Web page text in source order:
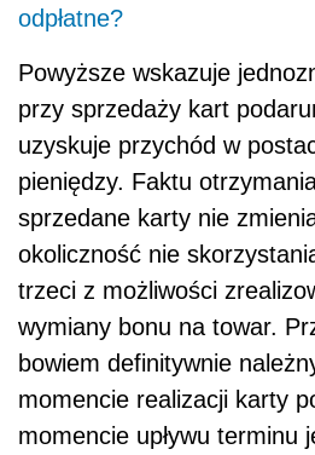
odpłatne?
Powyższe wskazuje
przy sprzedaży kart
uzyskuje przychód w
pieniędzy. Faktu
sprzedane karty nie
okoliczność nie
trzeci z możliwości
wymiany bonu na towar.
bowiem definitywnie
momencie realizacji karty
momencie upływu terminu